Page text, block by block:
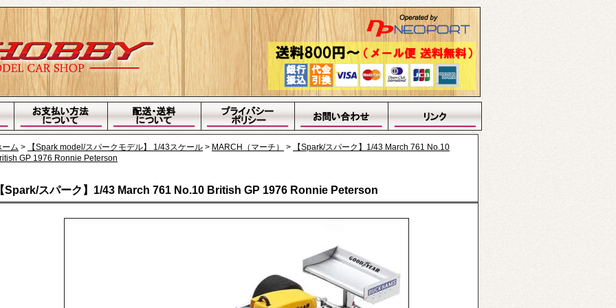
ーム > 【Spark model/スパークモデル】 1/43スケール > MARCH（マーチ） >
【Spark/スパーク】1/43 March 761 No.10
GP 1976 Ronnie Peterson
Spark/スパーク】1/43 March 761 No.10 British GP 1976 Ronnie Peterson